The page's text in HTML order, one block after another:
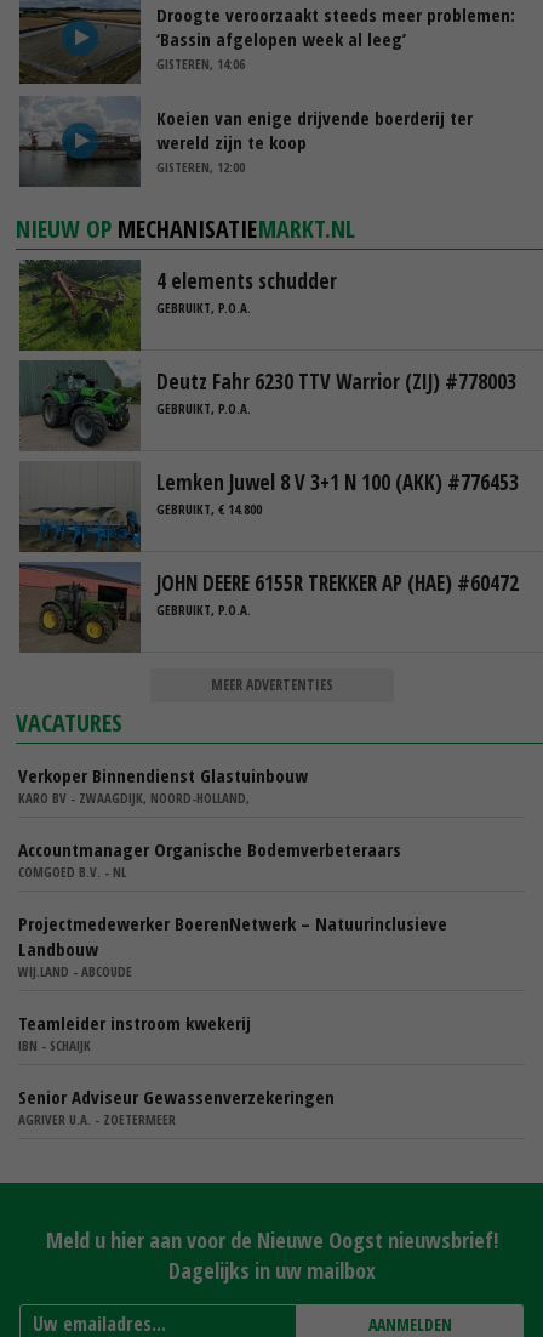
Droogte veroorzaakt steeds meer problemen:
‘Bassin afgelopen week al leeg’
GISTEREN, 14:06
Koeien van enige drijvende boerderij ter
wereld zijn te koop
GISTEREN, 12:00
NIEUW OP MECHANISATIEMARKT.NL
4 elements schudder
GEBRUIKT, P.O.A.
Deutz Fahr 6230 TTV Warrior (ZIJ) #778003
GEBRUIKT, P.O.A.
Lemken Juwel 8 V 3+1 N 100 (AKK) #776453
GEBRUIKT, € 14.800
JOHN DEERE 6155R TREKKER AP (HAE) #60472
GEBRUIKT, P.O.A.
MEER ADVERTENTIES
VACATURES
Verkoper Binnendienst Glastuinbouw
KARO BV - ZWAAGDIJK, NOORD-HOLLAND,
Accountmanager Organische Bodemverbeteraars
COMGOED B.V. - NL
Projectmedewerker BoerenNetwerk – Natuurinclusieve
Landbouw
WIJ.LAND - ABCOUDE
Teamleider instroom kwekerij
IBN - SCHAIJK
Senior Adviseur Gewassenverzekeringen
AGRIVER U.A. - ZOETERMEER
Meld u hier aan voor de Nieuwe Oogst nieuwsbrief!
Dagelijks in uw mailbox
AANMELDEN